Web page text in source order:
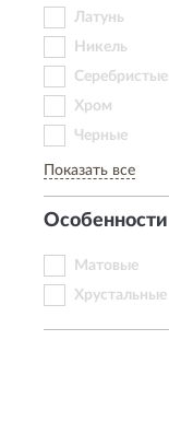
Латунь
Никель
Серебристые
Хром
Черные
Показать все
Особенности
Матовые
Хрустальные